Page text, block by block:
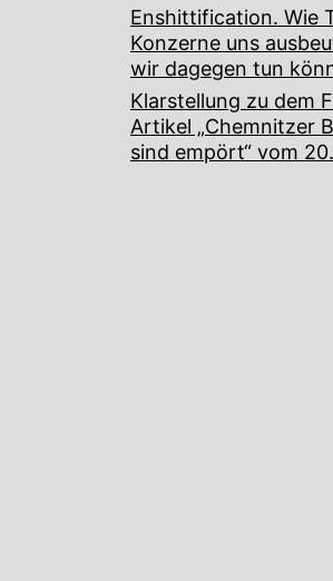
Enshittification. Wie
Konzerne uns
wir dagegen tun
Klarstellung zu dem
Artikel „Chemnitzer
sind empört“ vom